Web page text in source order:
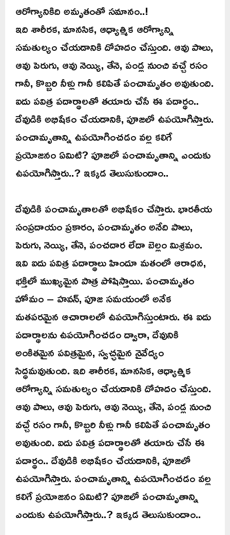
ఆరోగ్యానికిది అమృతంతో సమానం..!
ఇది శారీరక, మానసిక, ఆధ్యాత్మిక ఆరోగ్యాన్ని
సమతుల్యం చేయడానికి దోహదం చేస్తుంది. ఆవు పాలు,
ఆవు పెరుగు, ఆవు నెయ్యి, తేనె, పండ్ల నుంచి వచ్చే రసం
గానీ, కొబ్బరి నీళ్లు గానీ కలిపితే పంచామృతం అవుతుంది.
ఐదు పవిత్ర పదార్థాలతో తయారు చేసే ఈ పదార్థం..
దేవుడికి అభిషేకం చేయడానికి, పూజలో ఉపయోగిస్తారు.
పంచామృతాన్ని ఉపయోగించడం వల్ల కలిగే
ప్రయోజనం ఏమిటి? పూజలో పంచామృతాన్ని ఎందుకు
ఉపయోగిస్తారు..? ఇక్కడ తెలుసుకుందాం..
దేవుడికి పంచామృతాలతో అభిషేకం చేస్తారు. భారతీయ
సంప్రదాయం ప్రకారం, పంచామృతం అనేది పాలు,
పెరుగు, నెయ్యి, తేనె, పంచదార లేదా బెల్లం మిశ్రమం.
ఇవి ఐదు పవిత్ర పదార్థాలు హిందూ మతంలో ఆరాధన,
భక్తిలో ముఖ్యమైన పాత్ర పోషిస్తాయి. పంచామృతం
హోమం – హవన్, పూజ సమయంలో అనేక
మతపరమైన ఆచారాలలో ఉపయోగిస్తుంటారు. ఈ ఐదు
పదార్థాలను ఉపయోగించడం ద్వారా, దేవునికి
అంకితమైన పవిత్రమైన, స్వచ్ఛమైన నైవేద్యం
సిద్ధమవుతుంది. ఇది శారీరక, మానసిక, ఆధ్యాత్మిక
ఆరోగ్యాన్ని సమతుల్యం చేయడానికి దోహదం చేస్తుంది.
ఆవు పాలు, ఆవు పెరుగు, ఆవు నెయ్యి, తేనె, పండ్ల నుంచి
వచ్చే రసం గానీ, కొబ్బరి నీళ్లు గానీ కలిపితే పంచామృతం
అవుతుంది. ఐదు పవిత్ర పదార్థాలతో తయారు చేసే ఈ
పదార్థం.. దేవుడికి అభిషేకం చేయడానికి, పూజలో
ఉపయోగిస్తారు. పంచామృతాన్ని ఉపయోగించడం వల్ల
కలిగే ప్రయోజనం ఏమిటి? పూజలో పంచామృతాన్ని
ఎందుకు ఉపయోగిస్తారు..? ఇక్కడ తెలుసుకుందాం..